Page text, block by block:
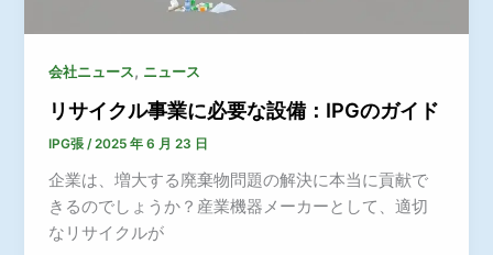
会社ニュース, ニュース
リサイクル事業に必要な設備：IPGのガイド
IPG張 /2025 年 6 月 23 日
企業は、増大する廃棄物問題の解決に本当に貢献で
きるのでしょうか？産業機器メーカーとして、適切
なリサイクルが